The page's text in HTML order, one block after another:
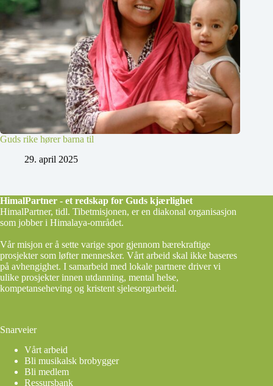
Guds rike hører barna til
29. april 2025
HimalPartner - et redskap for Guds kjærlighet
HimalPartner, tidl. Tibetmisjonen, er en diakonal organisasjon
som jobber i Himalaya-området.
Vår misjon er å sette varige spor gjennom bærekraftige
prosjekter som løfter mennesker. Vårt arbeid skal ikke baseres
på avhengighet. I samarbeid med lokale partnere driver vi
ulike prosjekter innen utdanning, mental helse,
kompetanseheving og kristent sjelesorgarbeid.
Snarveier
Vårt arbeid
Bli musikalsk brobygger
Bli medlem
Ressursbank